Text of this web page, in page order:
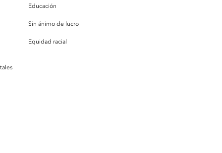
Educación
Sin ánimo de lucro
Equidad racial